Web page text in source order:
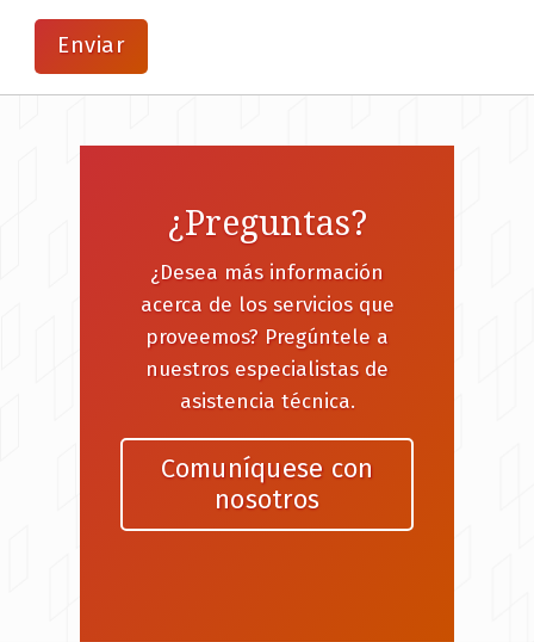
Enviar
¿Preguntas?
¿Desea más información
acerca de los servicios que
proveemos? Pregúntele a
nuestros especialistas de
asistencia técnica.
Comuníquese con
nosotros